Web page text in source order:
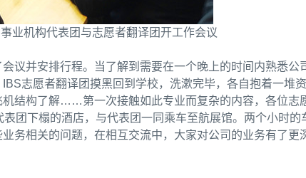
业机构代表团与志愿者翻译团开工作会议
议并安排行程。当了解到需要在一个晚上的时间内熟悉公
志愿者翻译团摸黑回到学校，洗漱完毕，各自抱着一堆
结构了解……第一次接触如此专业而复杂的内容，各位志
团下榻的酒店，与代表团一同乘车至航展馆。两个小时的
务相关的问题，在相互交流中，大家对公司的业务有了更